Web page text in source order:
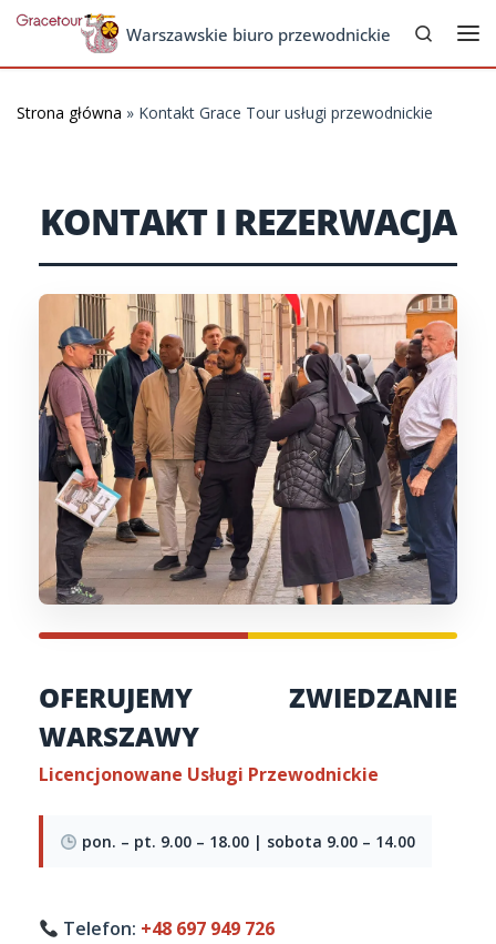
Skip to contentWarszawskie biuro przewodnickie
Search
Strona główna » Kontakt Grace Tour usługi przewodnickie
KONTAKT I REZERWACJA
OFERUJEMY ZWIEDZANIE
WARSZAWY
Licencjonowane Usługi Przewodnickie
pon. – pt. 9.00 – 18.00 | sobota 9.00 – 14.00
Telefon: +48 697 949 726